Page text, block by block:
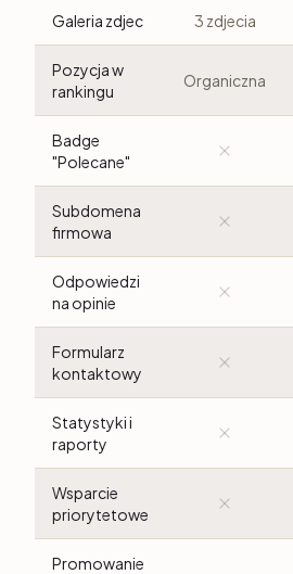
Galeria zdjec 3 zdjecia
Pozycja w
rankingu
Organiczna
Badge
"Polecane"
Subdomena
firmowa
Odpowiedzi
na opinie
Formularz
kontaktowy
Statystyki i
raporty
Wsparcie
priorytetowe
Promowanie